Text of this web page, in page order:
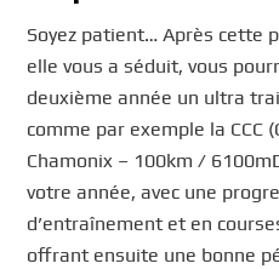
Soyez patient… Après cette
elle vous a séduit, vous
deuxième année un ultra
comme par exemple la CCC
Chamonix – 100km /
votre année, avec une
d’entraînement et en
offrant ensuite une bonne